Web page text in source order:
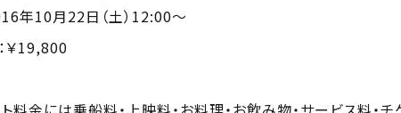
年10月22日（土）12:00～
￥19,800